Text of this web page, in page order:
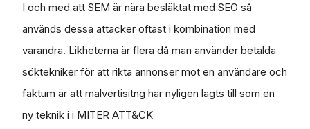
I och med att SEM är nära besläktat med SEO så
används dessa attacker oftast i kombination med
varandra. Likheterna är flera då man använder betalda
söktekniker för att rikta annonser mot en användare och
faktum är att malvertisitng har nyligen lagts till som en
ny teknik i i MITER ATT&CK